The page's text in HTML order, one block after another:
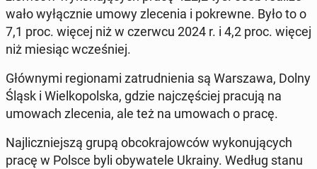
wa­ło wy­łącz­nie umowy zle­ce­nia i po­krew­ne. Było to o
7,1 proc. więcej niż w czerwcu 2024 r. i 4,2 proc. więcej
niż miesiąc wcze­śniej.
Głów­ny­mi re­gio­na­mi za­trud­nie­nia są War­sza­wa, Dolny
Śląsk i Wiel­ko­pol­ska, gdzie naj­czę­ściej pracują na
umowach zle­ce­nia, ale też na umowach o pracę.
Naj­licz­niej­szą grupą ob­co­kra­jow­ców wy­ko­nu­ją­cych
pracę w Polsce byli oby­wa­te­le Ukrainy. Według stanu